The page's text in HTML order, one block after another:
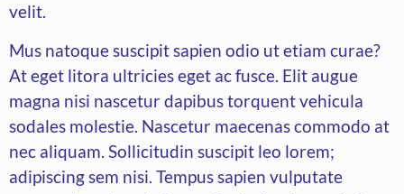
velit.
Mus natoque suscipit sapien odio ut etiam curae?
At eget litora ultricies eget ac fusce. Elit augue
magna nisi nascetur dapibus torquent vehicula
sodales molestie. Nascetur maecenas commodo at
nec aliquam. Sollicitudin suscipit leo lorem;
adipiscing sem nisi. Tempus sapien vulputate